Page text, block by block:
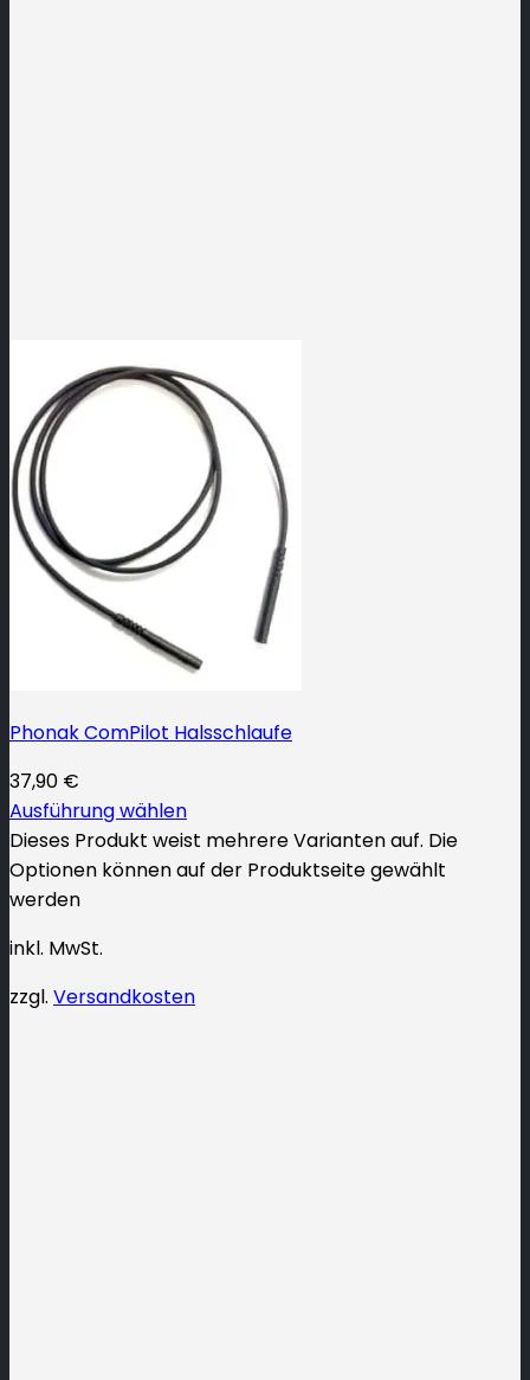
Phonak ComPilot Halsschlaufe
37,90 €
Ausführung wählen
Dieses Produkt weist mehrere Varianten auf. Die
Optionen können auf der Produktseite gewählt
werden
inkl. MwSt.
zzgl. Versandkosten